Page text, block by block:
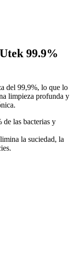
99.9%
del 99,9%, lo que lo
limpieza profunda y
de las bacterias y
la suciedad, la